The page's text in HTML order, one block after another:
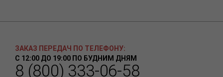
ЗАКАЗ ПЕРЕДАЧ ПО ТЕЛЕФОНУ:
С 12:00 ДО 19:00 ПО БУДНИМ ДНЯМ
8 (800) 333-06-58